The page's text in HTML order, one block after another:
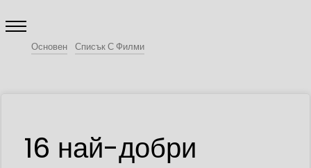
Основен Списък С Филми
16 най-добри